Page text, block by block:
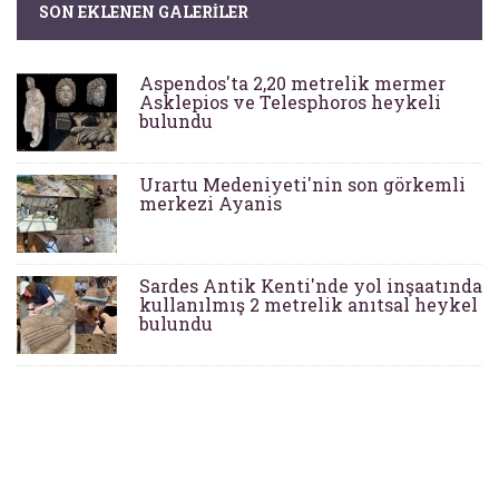
SON EKLENEN GALERILER
Aspendos'ta 2,20 metrelik mermer
Asklepios ve Telesphoros heykeli
bulundu
Urartu Medeniyeti'nin son görkemli
merkezi Ayanis
Sardes Antik Kenti'nde yol inşaatında
kullanılmış 2 metrelik anıtsal heykel
bulundu